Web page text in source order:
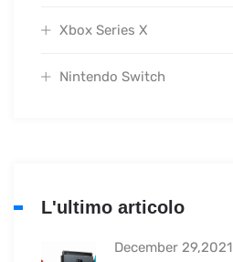
Xbox Series X
Nintendo Switch
L'ultimo articolo
December 29,2021